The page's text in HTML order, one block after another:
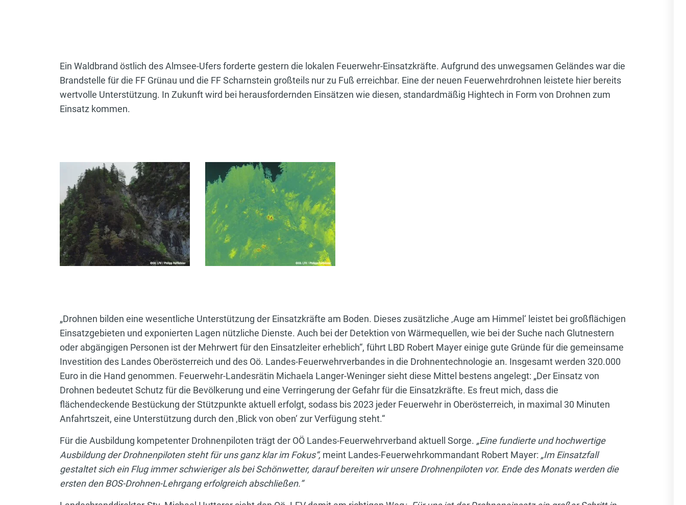
Ein Waldbrand östlich des Almsee-Ufers forderte gestern die lokalen Feuerwehr-Einsatzkräfte. Aufgrund des unwegsamen Geländes war die
Brandstelle für die FF Grünau und die FF Scharnstein großteils nur zu Fuß erreichbar. Eine der neuen Feuerwehrdrohnen leistete hier bereits
wertvolle Unterstützung. In Zukunft wird bei herausfordernden Einsätzen wie diesen, standardmäßig Hightech in Form von Drohnen zum
Einsatz kommen.
„Drohnen bilden eine wesentliche Unterstützung der Einsatzkräfte am Boden. Dieses zusätzliche ‚Auge am Himmel‘ leistet bei großflächigen
Einsatzgebieten und exponierten Lagen nützliche Dienste. Auch bei der Detektion von Wärmequellen, wie bei der Suche nach Glutnestern
oder abgängigen Personen ist der Mehrwert für den Einsatzleiter erheblich“, führt LBD Robert Mayer einige gute Gründe für die gemeinsame
Investition des Landes Oberösterreich und des Oö. Landes-Feuerwehrverbandes in die Drohnentechnologie an. Insgesamt werden 320.000
Euro in die Hand genommen. Feuerwehr-Landesrätin Michaela Langer-Weninger sieht diese Mittel bestens angelegt: „Der Einsatz von
Drohnen bedeutet Schutz für die Bevölkerung und eine Verringerung der Gefahr für die Einsatzkräfte. Es freut mich, dass die
flächendeckende Bestückung der Stützpunkte aktuell erfolgt, sodass bis 2023 jeder Feuerwehr in Oberösterreich, in maximal 30 Minuten
Anfahrtszeit, eine Unterstützung durch den ‚Blick von oben‘ zur Verfügung steht.“
Für die Ausbildung kompetenter Drohnenpiloten trägt der OÖ Landes-Feuerwehrverband aktuell Sorge. „Eine fundierte und hochwertige
Ausbildung der Drohnenpiloten steht für uns ganz klar im Fokus“, meint Landes-Feuerwehrkommandant Robert Mayer: „Im Einsatzfall
gestaltet sich ein Flug immer schwieriger als bei Schönwetter, darauf bereiten wir unsere Drohnenpiloten vor. Ende des Monats werden die
ersten den BOS-Drohnen-Lehrgang erfolgreich abschließen.“